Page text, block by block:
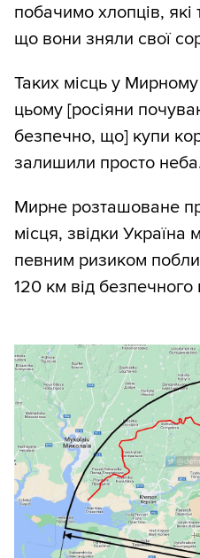
побачимо хлопців,
що вони зняли свої
Таких місць у
цьому [росіяни
безпечно, що] купи
залишили просто
Мирне розташоване
місця, звідки Україна
певним ризиком
120 км від безпечного